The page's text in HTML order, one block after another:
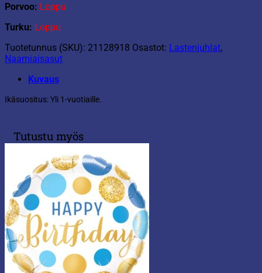
Porvoo: Loppu
Turku: Loppu
Tuotetunnus (SKU): 21128918 Osastot: Lastenjuhlat,
Naamiaisasut
Kuvaus
Ikäsuositus: Yli 1-vuotiaille.
Tutustu myös